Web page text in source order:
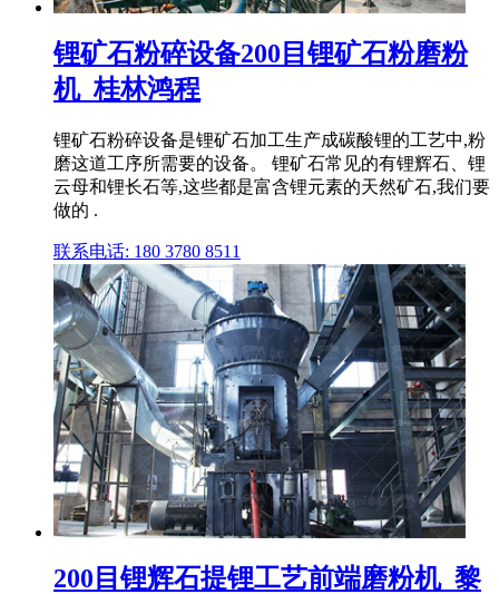
锂矿石粉碎设备200目锂矿石粉磨粉
机_桂林鸿程
锂矿石粉碎设备是锂矿石加工生产成碳酸锂的工艺中,粉
磨这道工序所需要的设备。 锂矿石常见的有锂辉石、锂
云母和锂长石等,这些都是富含锂元素的天然矿石,我们要
做的 .
联系电话: 180 3780 8511
200目锂辉石提锂工艺前端磨粉机_黎